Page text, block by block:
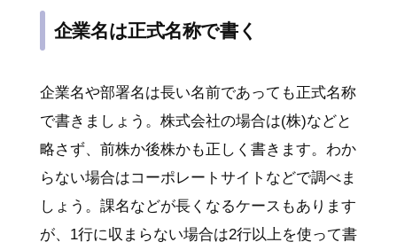
企業名は正式名称で書く
企業名や部署名は長い名前であっても正式名称
で書きましょう。株式会社の場合は(株)などと
略さず、前株か後株かも正しく書きます。わか
らない場合はコーポレートサイトなどで調べま
しょう。課名などが長くなるケースもあります
が、1行に収まらない場合は2行以上を使って書